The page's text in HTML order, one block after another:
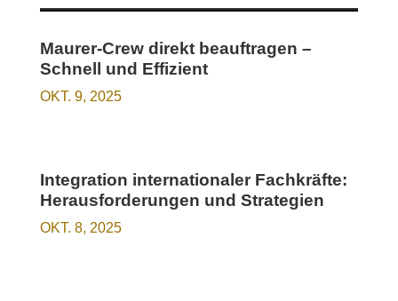
Maurer-Crew direkt beauftragen –
Schnell und Effizient
OKT. 9, 2025
Integration internationaler Fachkräfte:
Herausforderungen und Strategien
OKT. 8, 2025